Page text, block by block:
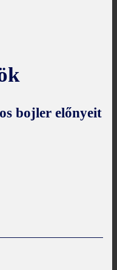
bojler előnyeit